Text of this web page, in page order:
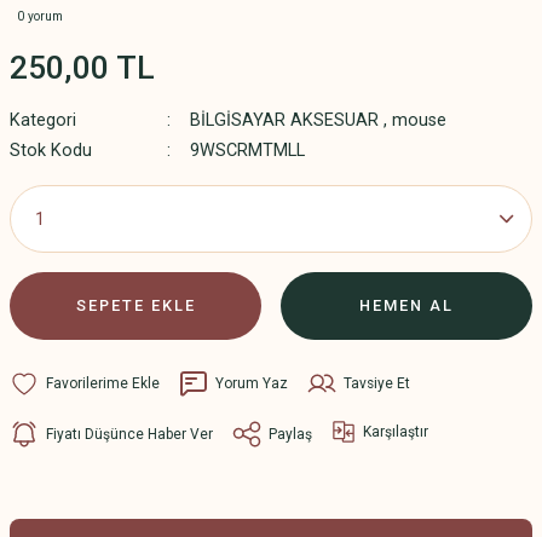
0 yorum
250,00 TL
Kategori BİLGİSAYAR AKSESUAR , mouse
Stok Kodu
9WSCRMTMLL
SEPETE EKLE HEMEN AL
Yorum Yaz Tavsiye Et
Fiyatı Düşünce Haber Ver Paylaş Karşılaştır